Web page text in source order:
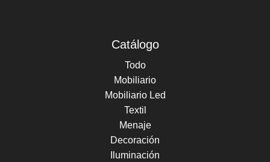
Catálogo
Todo
Mobiliario
Mobiliario Led
Textil
Menaje
Decoración
Iluminación